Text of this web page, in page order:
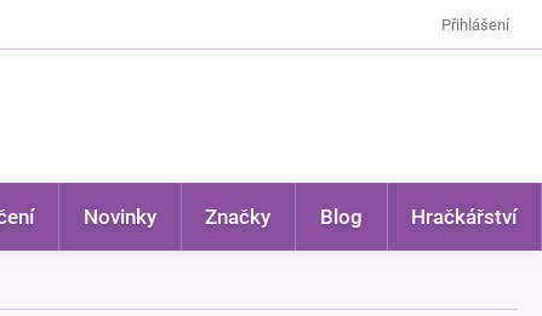
Přihlášení
Novinky Značky Blog Hračkářství